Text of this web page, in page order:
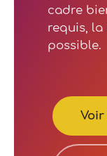
cadre
requis, la
possible.